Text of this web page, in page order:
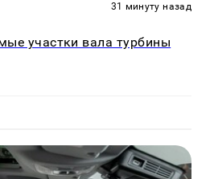
31 минуту назад
участки вала турбины